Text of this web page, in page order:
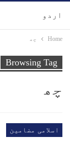
اردو
Home چھ
Browsing Tag
چھ
اسلامی مضامین